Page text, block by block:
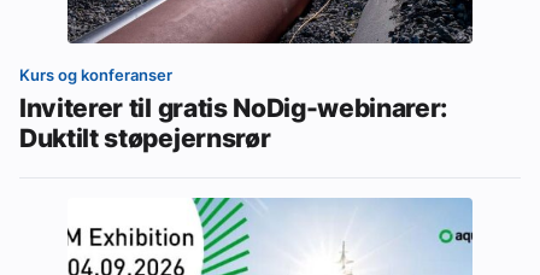
Kurs og konferanser
Inviterer til gratis NoDig-webinarer:
Duktilt støpejernsrør